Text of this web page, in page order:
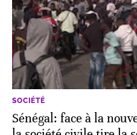
SOCIÉTÉ
Sénégal: face à la